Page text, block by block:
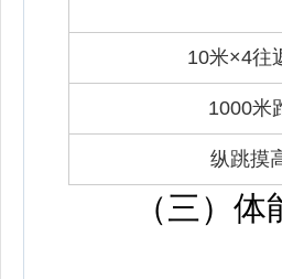
10米×4往
1000米
纵跳摸
（三）体